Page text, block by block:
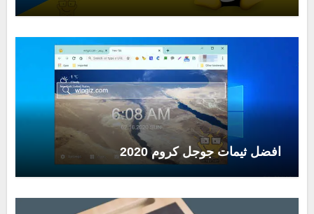
افضل ثيمات جوجل كروم 2020